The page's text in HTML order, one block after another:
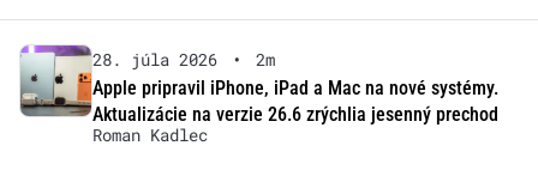
28. júla 2026 •
2m
Apple pripravil iPhone, iPad a Mac na nové systémy.
Aktualizácie na verzie 26.6 zrýchlia jesenný prechod
Roman Kadlec